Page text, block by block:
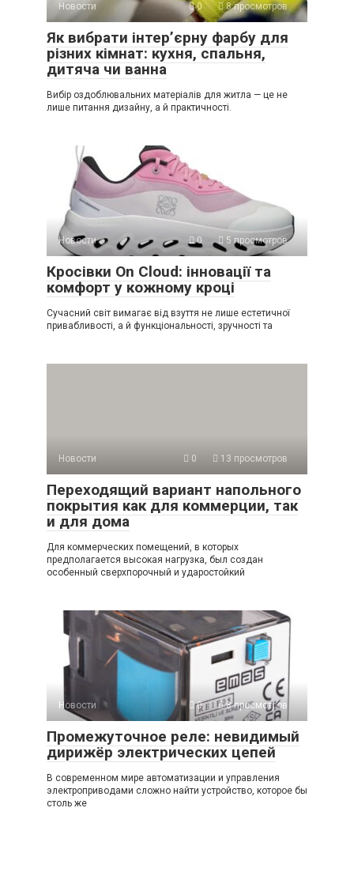
Новости 0 8 просмотров
Як вибрати інтер’єрну фарбу для
різних кімнат: кухня, спальня,
дитяча чи ванна
Вибір оздоблювальних матеріалів для житла — це не
лише питання дизайну, а й практичності.
Новости 0 5 просмотров
Кросівки On Cloud: інновації та
комфорт у кожному кроці
Сучасний світ вимагає від взуття не лише естетичної
привабливості, а й функціональності, зручності та
Новости 0 13 просмотров
Переходящий вариант напольного
покрытия как для коммерции, так
и для дома
Для коммерческих помещений, в которых
предполагается высокая нагрузка, был создан
особенный сверхпорочный и ударостойкий
Новости 0 8 просмотров
Промежуточное реле: невидимый
дирижёр электрических цепей
В современном мире автоматизации и управления
электроприводами сложно найти устройство, которое бы
столь же